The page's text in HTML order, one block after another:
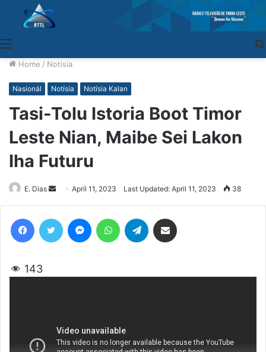
Home / Notísia
Nasionál Notísia Notísia Kalan
Tasi-Tolu Istoria Boot Timor
Leste Nian, Maibe Sei Lakon
Iha Futuru
E. Dias
Send
an
April 11, 2023 Last Updated: April 11, 2023 38
143